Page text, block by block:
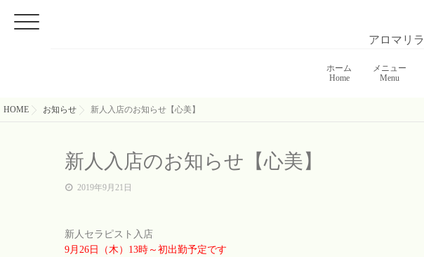
アロマリ
ホーム
Home
メニュー
Menu
HOME お知らせ 新人入店のお知らせ【心美】
新人入店のお知らせ【心美】
2019年9月21日
新人セラピスト入店
9月26日（木）13時～初出勤予定です